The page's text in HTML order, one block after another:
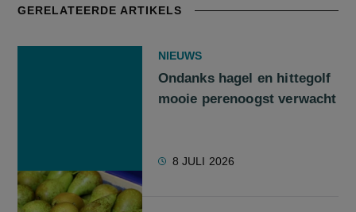
GERELATEERDE ARTIKELS
NIEUWS
Ondanks hagel en hittegolf
mooie perenoogst verwacht
8 JULI 2026